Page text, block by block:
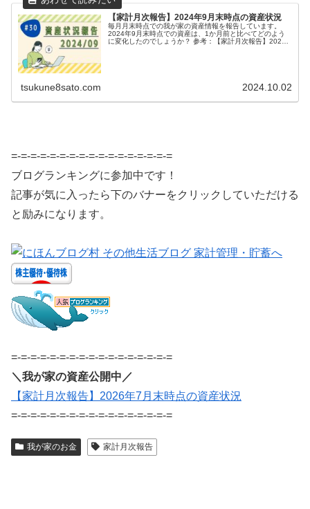
【家計月次報告】2024年9月末時点の資産状況
毎月月末時点での我が家の資産情報を報告しています。
2024年9月末時点での資産は、1か月前と比べてどのよう
に変化したのでしょうか？ 参考：【家計月次報告】2024
tsukune8sato.com 2024.10.02
=-=-=-=-=-=-=-=-=-=-=-=-=-=-=-=-=
ブログランキングに参加中です！
記事が気に入ったら下のバナーをクリックしていただける
と励みになります。
=-=-=-=-=-=-=-=-=-=-=-=-=-=-=-=-=
＼我が家の資産公開中／
【家計月次報告】2026年7月末時点の資産状況
=-=-=-=-=-=-=-=-=-=-=-=-=-=-=-=-=
我が家のお金 家計月次報告